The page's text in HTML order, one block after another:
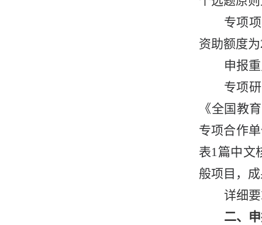
专项
资助额度为
申报
专项
《全国教
专项合作
表1篇中文
般项目，
详细
二、